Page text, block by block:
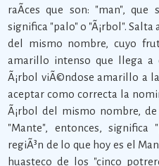
raÃ­ces que son: "man", que
significa "palo" o "Ã¡rbol". Salta
del mismo nombre, cuyo
amarillo intenso que llega a
Ã¡rbol viÃ©ndose amarillo a
aceptar como correcta la
Ã¡rbol del mismo nombre,
"Mante", entonces, significa
regiÃ³n de lo que hoy es el
huasteco de los "cinco